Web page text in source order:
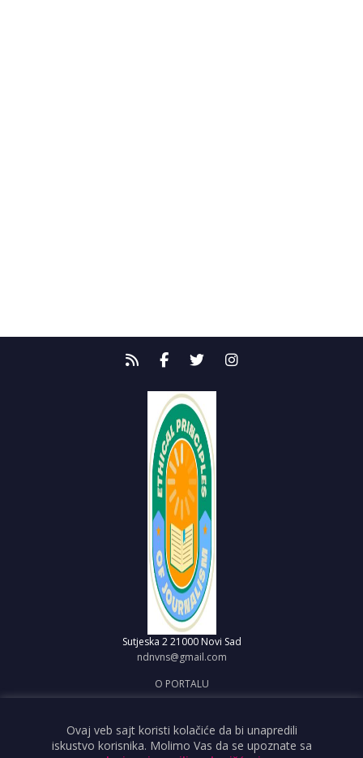
Sutjeska 2 21000 Novi Sad
ndnvns@gmail.com
O PORTALU
OBJAVI VEST
USLOVI KORIŠĆENJA
Ovaj veb sajt koristi kolačiće da bi unapredili
iskustvo korisnika. Molimo Vas da se upoznate sa